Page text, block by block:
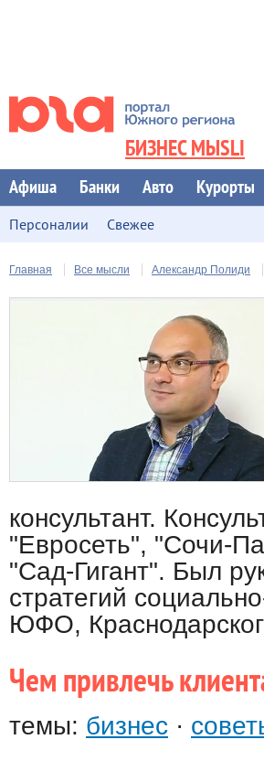
БИЗНЕС МЫSLI
Афиша Банки Авто Курорты
Персоналии Свежее
Главная Все мысли Александр Полиди
консультант.
"Евросеть", "Сочи-
"Сад-Гигант". Был
стратегий
ЮФО,
Чем привлечь
темы: бизнес ·